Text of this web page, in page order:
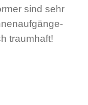
sind sehr
traumhaft!